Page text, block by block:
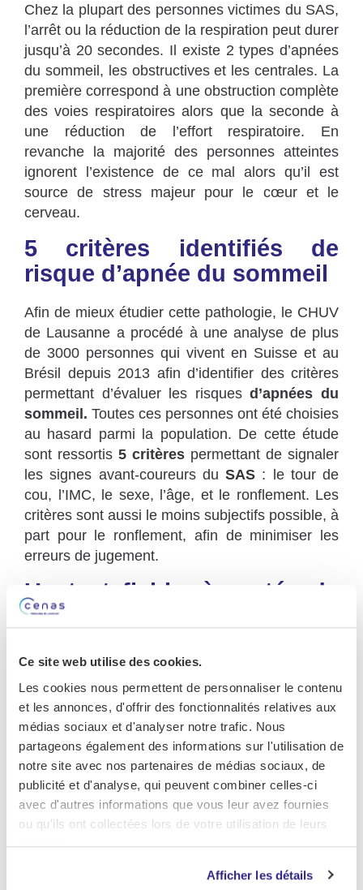
Ce site web utilise des cookies.
Les cookies nous permettent de personnaliser le contenu
et les annonces, d'offrir des fonctionnalités relatives aux
médias sociaux et d'analyser notre trafic. Nous
partageons également des informations sur l'utilisation de
notre site avec nos partenaires de médias sociaux, de
publicité et d'analyse, qui peuvent combiner celles-ci
avec d'autres informations que vous leur avez fournies
ou qu'ils ont collectées lors de votre utilisation de leurs
services.
Afficher les détails
Chez la plupart des personnes victimes du SAS,
l’arrêt ou la réduction de la respiration peut durer
jusqu’à 20 secondes. Il existe 2 types d’apnées
du sommeil , les obstructives et les centrales. La
première correspond à une obstruction complète
des voies respiratoires alors que la seconde à
une réduction de l’effort respiratoire. En
revanche la majorité des personnes atteintes
ignorent l’existence de ce mal alors qu’il est
source de stress majeur pour le cœur et le
cerveau.
5 critères identifiés de
risque d’apnée du sommeil
Afin de mieux étudier cette pathologie, le CHUV
de Lausanne a procédé à une analyse de plus
de 3000 personnes qui vivent en Suisse et au
Brésil depuis 2013 afin d’identifier des critères
permettant d’évaluer les risquesd’apnées du
sommeil. Toutes ces personnes ont été choisies
au hasard parmi la population. De cette étude
sont ressortis 5 critères permettant de signaler
les signes avant-coureurs du SAS : le tour de
cou, l’IMC, le sexe, l’âge, et le ronflement. Les
critères sont aussi le moins subjectifs possible, à
part pour le ronflement, afin de minimiser les
erreurs de jugement.
Un test fiable, à portée de
main et économique
Suite à cette étude, le CHUV a créé le
identifiés et permettant d’attribuer un nombre
de points aux réponses communiquées. Une
fois le score obtenu, un diagnostic fiable peut
être émis et le patient considéré à risque ou
non. D’après le
Raphael Heinzer
coinventeur du test et chercheur au CHUV : « Le
NoSAS est un outil de diagnostic qui s’adresse à
particuliers qui doivent décider de la nécessité